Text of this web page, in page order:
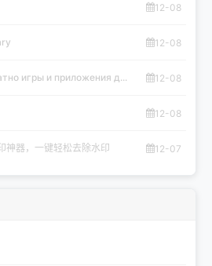
12-08
12-08
игры и приложения д... 12-08
12-08
神器，一键轻松去除水印 12-07